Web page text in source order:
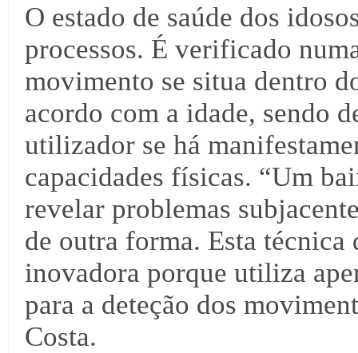
O estado de saúde dos
processos. É verificado
movimento se situa dentro
acordo com a idade, sendo
utilizador se há
capacidades físicas. “Um
revelar problemas
de outra forma. Esta
inovadora porque utiliza
para a deteção dos
Costa.